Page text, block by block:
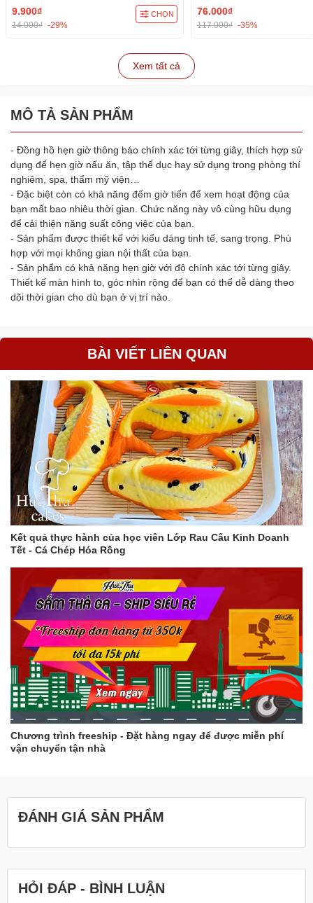
9.900₫
14.000₫ -29%
CHỌN 76.000₫
117.000₫ -35%
Xem tất cả
MÔ TẢ SẢN PHẨM
- Đồng hồ hẹn giờ thông báo chính xác tới từng giây, thích hợp sử
dụng để hẹn giờ nấu ăn, tập thể dục hay sử dụng trong phòng thí
nghiêm, spa, thẩm mỹ viện…
- Đặc biệt còn có khả năng đếm giờ tiến để xem hoạt động của
bạn mất bao nhiêu thời gian. Chức năng này vô cùng hữu dụng
để cải thiện năng suất công việc của bạn.
- Sản phẩm được thiết kế với kiểu dáng tinh tế, sang trọng. Phù
hợp với mọi không gian nội thất của bạn.
- Sản phẩm có khả năng hẹn giờ với độ chính xác tới từng giây.
Thiết kế màn hình to, góc nhìn rộng để bạn có thể dễ dàng theo
dõi thời gian cho dù bạn ở vị trí nào.
BÀI VIẾT LIÊN QUAN
Kết quả thực hành của học viên Lớp Rau Câu Kinh Doanh
Tết - Cá Chép Hóa Rồng
Chương trình freeship - Đặt hàng ngay để được miễn phí
vận chuyển tận nhà
ĐÁNH GIÁ SẢN PHẨM
HỎI ĐÁP - BÌNH LUẬN